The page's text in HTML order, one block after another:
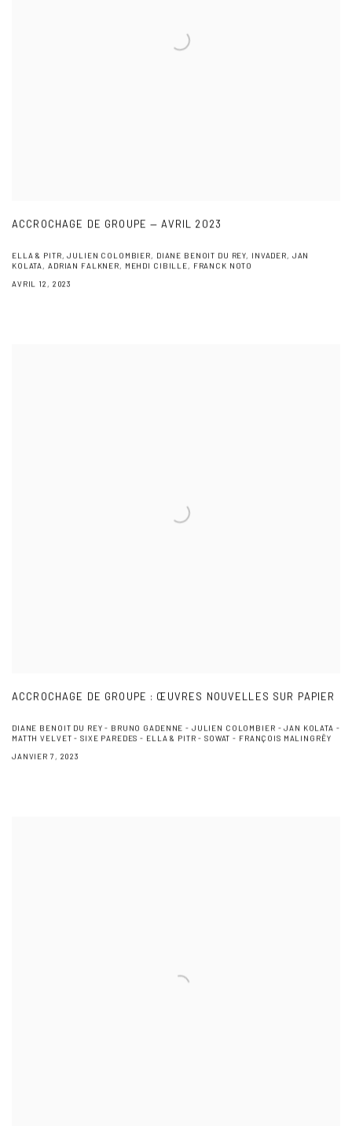
ACCROCHAGE DE GROUPE — AVRIL 2023
ELLA & PITR, JULIEN COLOMBIER, DIANE BENOIT DU REY, INVADER, JAN
KOLATA, ADRIAN FALKNER, MEHDI CIBILLE, FRANCK NOTO
AVRIL 12, 2023
ACCROCHAGE DE GROUPE : ŒUVRES NOUVELLES SUR PAPIER
DIANE BENOIT DU REY - BRUNO GADENNE - JULIEN COLOMBIER - JAN KOLATA -
MATTH VELVET - SIXE PAREDES - ELLA & PITR - SOWAT - FRANÇOIS MALINGRËY
JANVIER 7, 2023